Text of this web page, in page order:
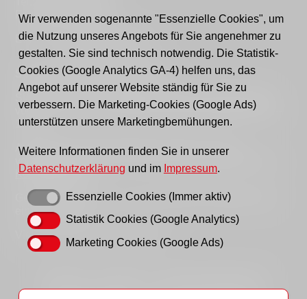
Fax: 03361 - 592221
E-mail:post@awo-fuewa.de
Sprechzeiten Geschäftsstelle:
Sie erreichen uns persönlich telefonisch donnerstags
von 9–12 Uhr bzw. dienstags und donnerstags von 14–
16 Uhr.
Außerhalb der Sprechzeiten erreichen Sie uns
Kontaktformular.
Gern können Sie uns auch einen Brief schreiben oder
ein Fax senden.
Vielen Dank für Ihr Verständnis!
Wir verwenden sogenannte "Essenzielle Cookies", um
die Nutzung unseres Angebots für Sie angenehmer zu
gestalten. Sie sind technisch notwendig. Die Statistik-
Cookies (Google Analytics GA-4) helfen uns, das
Angebot auf unserer Website ständig für Sie zu
verbessern. Die Marketing-Cookies (Google Ads)
unterstützen unsere Marketingbemühungen.
Weitere Informationen finden Sie in unserer
Datenschutzerklärung und im Impressum.
Essenzielle Cookies (Immer aktiv)
Statistik Cookies (Google Analytics)
Marketing Cookies (Google Ads)